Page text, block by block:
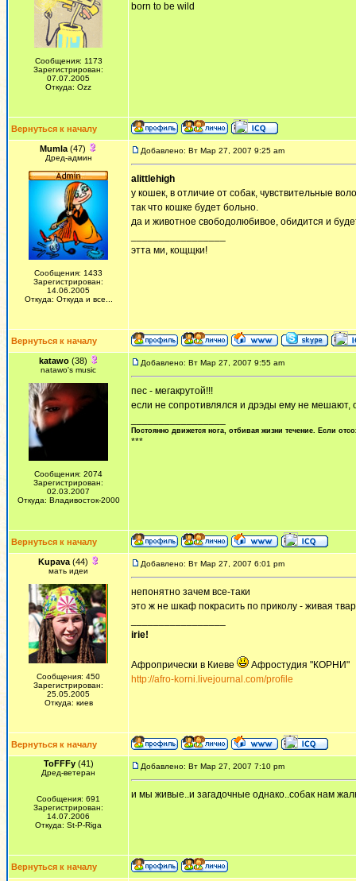
Сообщения: 1173
Зарегистрирован:
07.07.2005
Откуда: Ozz
born to be wild
Вернуться к началу
Mumla (47)
Дред-админ
Сообщения: 1433
Зарегистрирован:
14.06.2005
Откуда: Откуда и все...
Добавлено: Вт Мар 27, 2007 9:25 am
alittlehigh
у кошек, в отличие от собак, чувствительные
так что кошке будет больно.
да и животное свободолюбивое, обидится и
этта ми, кощщки!
Вернуться к началу
katawo(38)
natawo's music
Сообщения: 2074
Зарегистрирован:
02.03.2007
Откуда: Владивосток-2000
Добавлено: Вт Мар 27, 2007 9:55 am
пес - мегакрутой!!!
если не сопротивлялся и дрэды ему не мешают,
Постоянно движется нога, отбивая жизни течение. Если
***
Вернуться к началу
Kupava(44)
мать идеи
Сообщения: 450
Зарегистрирован:
25.05.2005
Откуда: киев
Добавлено: Вт Мар 27, 2007 6:01 pm
непонятно зачем все-таки
это ж не шкаф покрасить по приколу - живая
irie!
Афропрически в Киеве
Афростудия "КОРНИ"
http://afro-korni.livejournal.com/profile
Вернуться к началу
ToFFFy(41)
Дред-ветеран
Сообщения: 691
Зарегистрирован:
14.07.2006
Откуда: St-P-Riga
Добавлено: Вт Мар 27, 2007 7:10 pm
и мы живые..и загадочные однако..собак нам
Вернуться к началу